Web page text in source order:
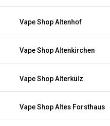
Vape Shop Altenhof
Vape Shop Altenkirchen
Vape Shop Alterkülz
Vape Shop Altes Forsthaus